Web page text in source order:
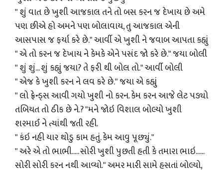
" શું વાત છે ખુશી આજકાલ તને તો બસ કરન જ દેખાય છે અમે
પણ છીએ હો અમને પણ બોલાવાય, તુ આજકાલ એની
આસપાસ જ ફર્યા કરે છે." આર્વી એ ખુશી ને જવાબ આપતા કહ્યું
" એ તો કરન જ દેખાય ને કેમકે એને પસંદ જો કરે છે." જયા બોલી
" શું શું... શું કહ્યું જયા? તે ફરી થી બોલ તો." આર્વી બોલી
" એજ કે ખુશી કરન ને લવ કરે છે." જયા એ કહ્યું
" લો ફ્રેન્ડ્સ આવી ગયો ખુશી નો કરન. કેમ કરન આજે લેટ પડ્યો
તબિયત તો ઠીક છે ને.? "મને જોઇ વિશાલ બોલ્યો ખુશી
શરમાઈ ને ત્યાંથી જતી રહી.
" કંઇ નહી યાર થોડુ કામ હતું. કેમ આવુ પૂછ્યું."
" અરે એ તો ભાભી..... સોરી ખુશી પુછતી હતી કે તમારા ભાઇ......
સોરી સોરી કરન નથી આવ્યો." અમર મારી સામે હસતાં બોલ્યો,